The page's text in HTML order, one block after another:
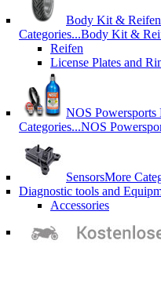
Body Kit & Reifen
Categories...Body Kit &
Reifen
License Plates and
NOS Powersports
Categories...NOS
SensorsMore
Diagnostic tools and
Accessories